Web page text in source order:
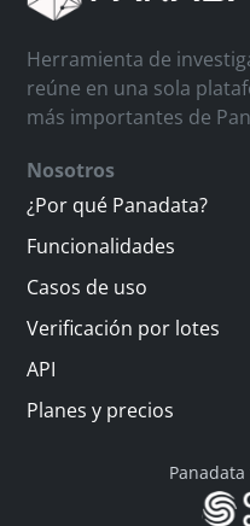
Herramienta de
reúne en una sola
más importantes de
Nosotros
¿Por qué Panadata?
Funcionalidades
Casos de uso
Verificación por lotes
API
Planes y precios